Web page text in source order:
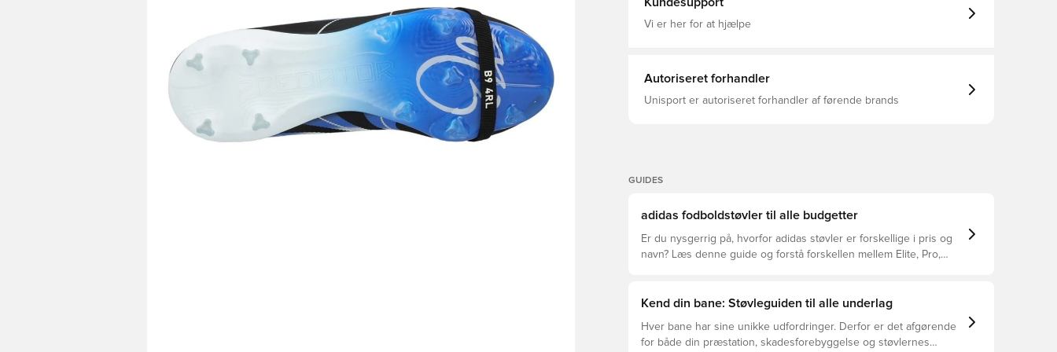
støvlen Består af mindst 20% genbrugsmateriale, hvilket er et
yderligere skridt mod en grønnere fremtid Det ikoniske Predator-
ydersål designet til optimal trækkraft FG knopper til naturlige
græsstier. Bemærk: adidas oplyser, at ydersålens farve kan falme
ved brug.
Vi er her for at hjælpe
Autoriseret forhandler
Unisport er autoriseret forhandler af førende brands
GUIDES
adidas fodboldstøvler til alle budgetter
Er du nysgerrig på, hvorfor adidas støvler er forskellige i pris og
navn? Læs denne guide og forstå forskellen mellem Elite, Pro,
Kend din bane: Støvleguiden til alle underlag
Hver bane har sine unikke udfordringer. Derfor er det afgørende
for både din præstation, skadesforebyggelse og støvlernes